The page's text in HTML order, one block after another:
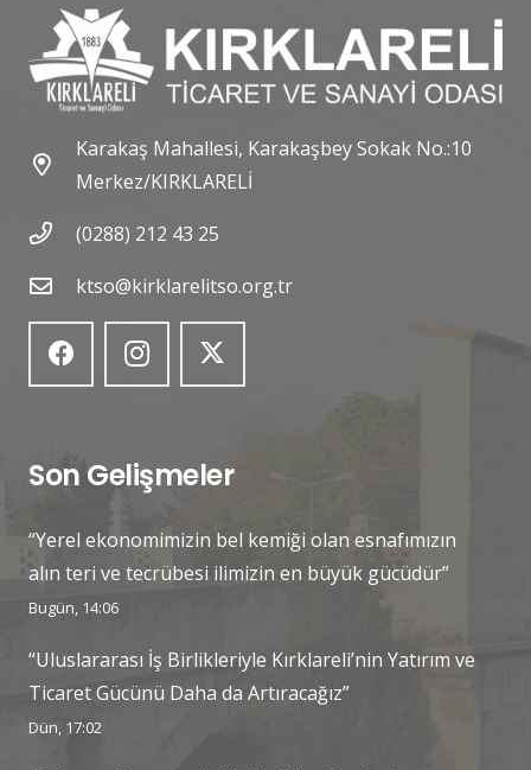
Karakaş Mahallesi, Karakaşbey Sokak No.:10
Merkez/KIRKLARELİ
(0288) 212 43 25
ktso@kirklarelitso.org.tr
Son Gelişmeler
“Yerel ekonomimizin bel kemiği olan esnafımızın
alın teri ve tecrübesi ilimizin en büyük gücüdür”
Bugün, 14:06
“Uluslararası İş Birlikleriyle Kırklareli’nin Yatırım ve
Ticaret Gücünü Daha da Artıracağız”
Dün, 17:02